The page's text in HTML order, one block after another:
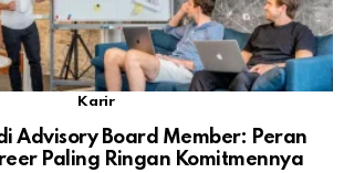
Karir
Advisory Board Member: Peran
Paling Ringan Komitmennya